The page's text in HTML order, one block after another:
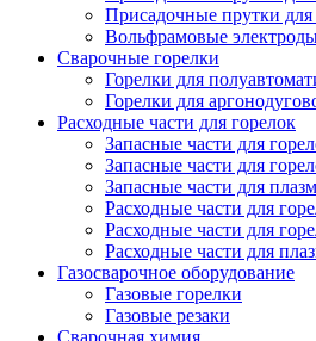
Присадочные прутки для
Вольфрамовые
Сварочные горелки
Горелки для
Горелки для
Расходные части для горелок
Запасные части для
Запасные части для
Запасные части для
Расходные части для
Расходные части для
Расходные части для
Газосварочное оборудование
Газовые горелки
Газовые резаки
Сварочная химия